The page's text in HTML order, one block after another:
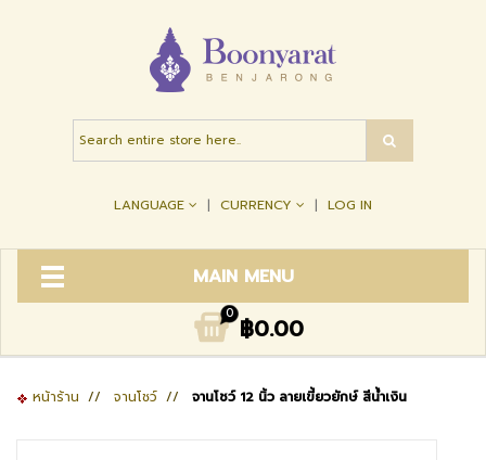
LANGUAGE CURRENCY LOG IN
MAIN MENU
0 ฿0.00
หน้าร้าน // จานโชว์ // จานโชว์ 12 นิ้ว ลายเขี้ยวยักษ์ สีน้ำเงิน